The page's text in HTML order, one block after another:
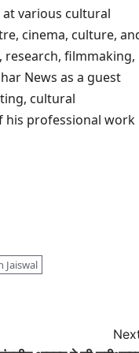
at various cultural
cinema, culture,
filmmaking,
News as a guest
cultural
his professional work
Jaiswal